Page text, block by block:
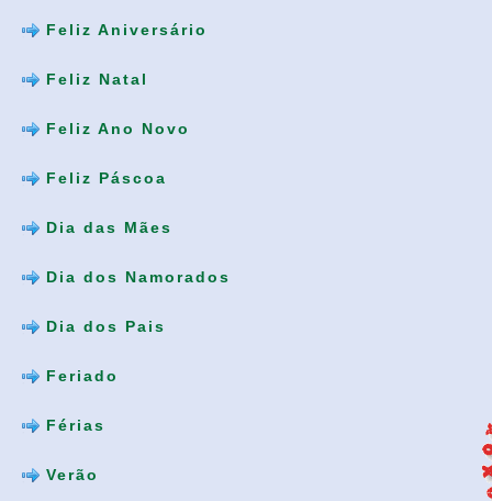
Feliz Aniversário
Feliz Natal
Feliz Ano Novo
Feliz Páscoa
Dia das Mães
Dia dos Namorados
Dia dos Pais
Feriado
Férias
Verão